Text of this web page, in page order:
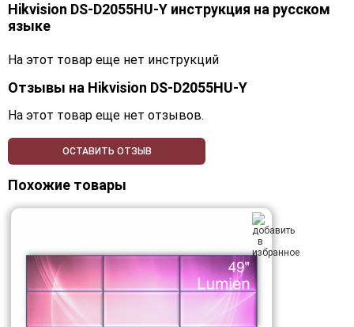
Hikvision DS-D2055HU-Y инструкция на русском
языке
На этот товар еще нет инструкций
Отзывы на Hikvision DS-D2055HU-Y
На этот товар еще нет отзывов.
ОСТАВИТЬ ОТЗЫВ
Похожие товары